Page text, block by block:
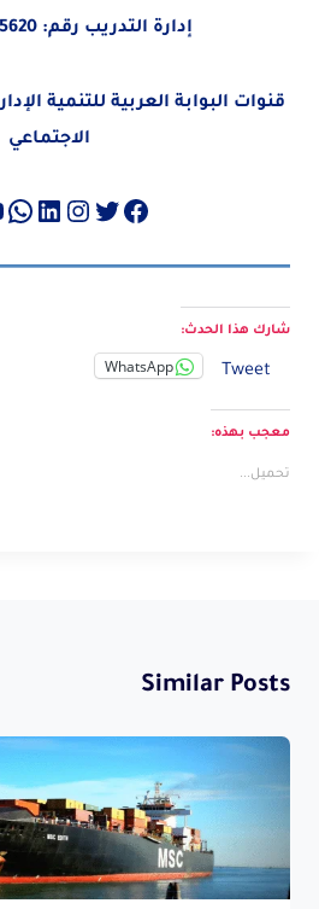
إدارة التدريب رقم:
قنوات البوابة العربية للتنمية
الاجتماعي
فيسبوك
تويتر لينكد إن
شارك هذا الحدث:
Tweet
WhatsApp
معجب بهذه:
تحميل...
Similar Posts